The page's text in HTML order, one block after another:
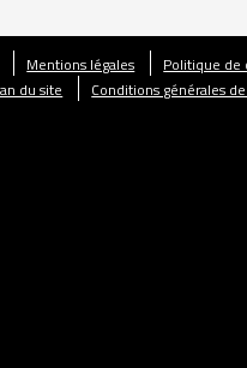
Mentions légales
Politique
du site
Conditions générales